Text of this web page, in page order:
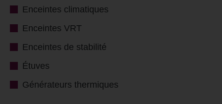
Enceintes climatiques
Enceintes VRT
Enceintes de stabilité
Étuves
Générateurs thermiques